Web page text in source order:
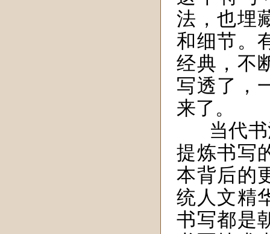
法，也埋
和细节。
经典，不
写透了，
来了。
当代
提炼书写
本背后的
统人文精
书写都是